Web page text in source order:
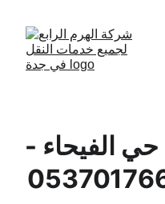
الفيحاء -